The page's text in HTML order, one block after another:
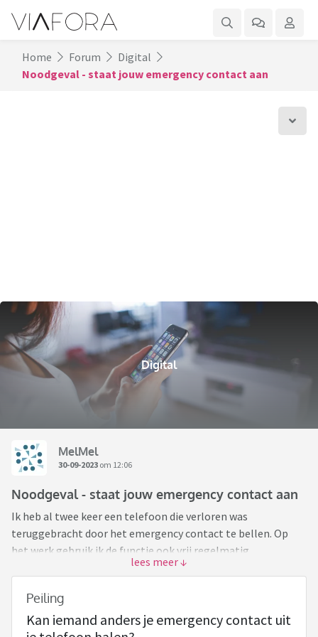
Home Forum
Digital
Noodgeval - staat jouw emergency contact aan
Digital
MelMel
30-09-2023 om 12:06
Noodgeval - staat jouw emergency contact aan
Ik heb al twee keer een telefoon die verloren was
teruggebracht door het emergency contact te bellen. Op
het werk gebruik ik de functie ook vrij regelmatig.
Gisteren tig patiënten die in een ketting botsing zaten
behandeld, meerdere bewusteloos. Politie kon niet in
meerdere telefoons komen en moest het contact opnemen
met familie oplossen met een ritje in plaats van telefoontje.
Peiling
Kan iemand anders je emergency contact uit